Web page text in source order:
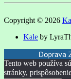
Copyright © 2026
Kale by
Doprava
Tento web používa
stránky,